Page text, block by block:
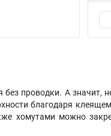
проводки. А значит,
благодаря
хомутами можно